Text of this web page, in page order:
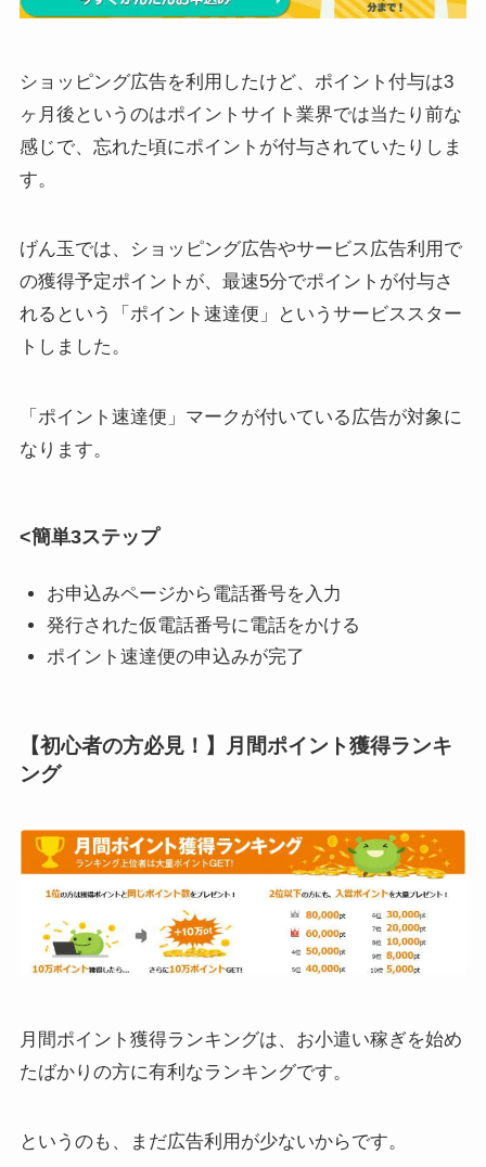
ショッピング広告を利用したけど、ポイント付与は3
ヶ月後というのはポイントサイト業界では当たり前な
感じで、忘れた頃にポイントが付与されていたりしま
す。
げん玉では、ショッピング広告やサービス広告利用で
の獲得予定ポイントが、最速5分でポイントが付与さ
れるという「ポイント速達便」というサービススター
トしました。
「ポイント速達便」マークが付いている広告が対象に
なります。
<簡単3ステップ
お申込みページから電話番号を入力
発行された仮電話番号に電話をかける
ポイント速達便の申込みが完了
【初心者の方必見！】月間ポイント獲得ランキ
ング
月間ポイント獲得ランキングは、 お小遣い稼ぎを始め
たばかりの方に有利なランキングです。
というのも、まだ広告利用が少ないからです。